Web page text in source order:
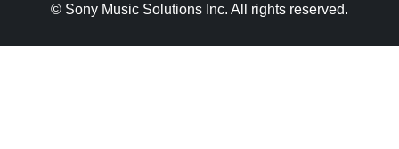
© Sony Music Solutions Inc. All rights reserved.